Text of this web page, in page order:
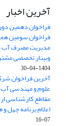
آخرین اخبار
فراخوان دهمین
فراخوان سومین
مدیریت مصرف آب
وبینار تخصصی
1404-04-30
آخرین فراخوان
مقاطع کارشناسی
اعلام برنامه چهل
07-16